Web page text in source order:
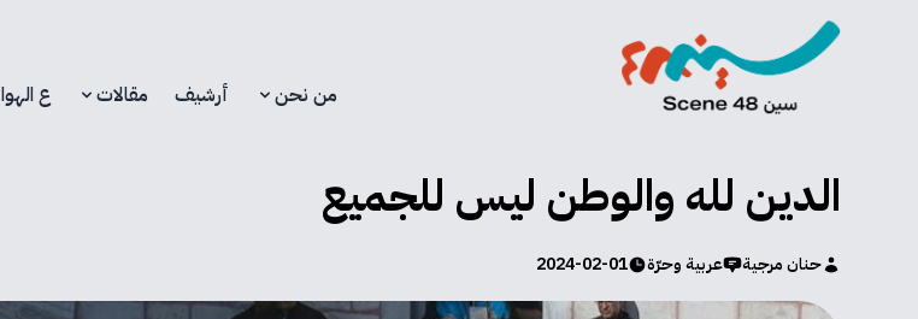
من نحن أرشيف مقالات ع الهوا
الدين لله والوطن ليس للجميع
حنان مرجية عربية وحرّة 2024-02-01